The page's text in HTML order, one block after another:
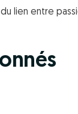
lien entre